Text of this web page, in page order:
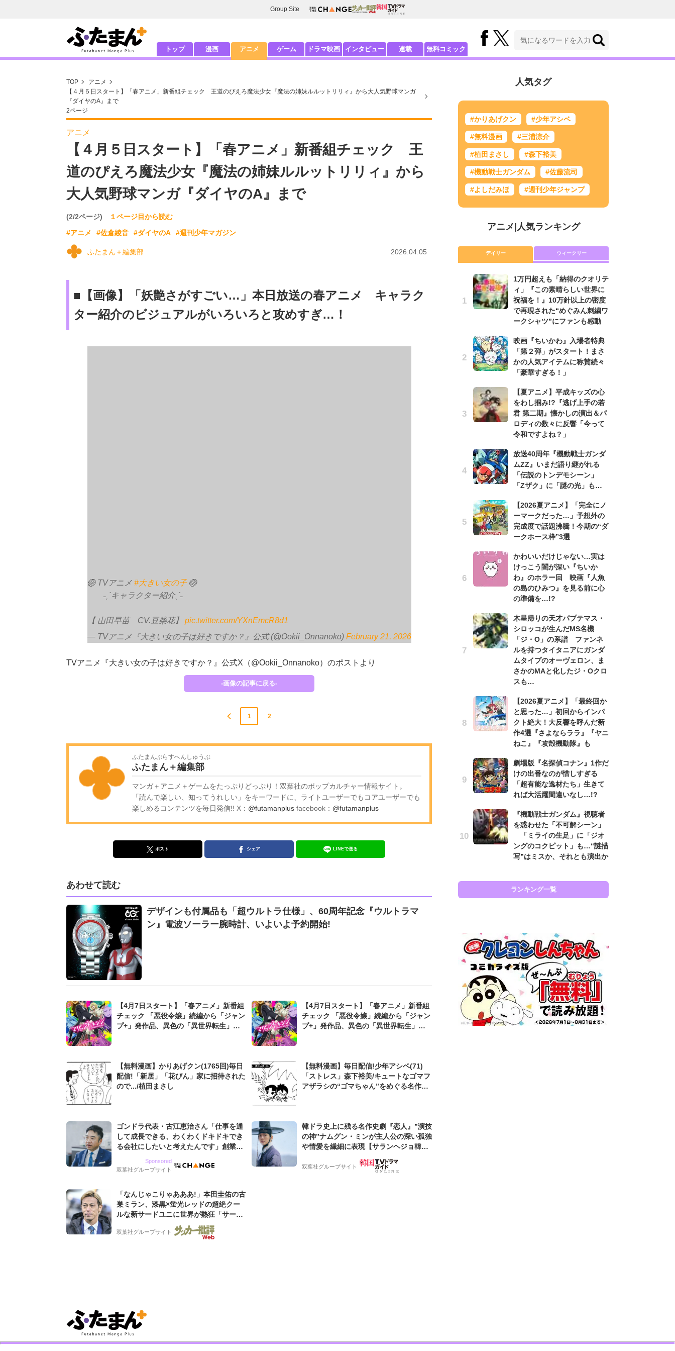
Group Site
トップ 漫画 アニメ ゲーム ドラマ映画 インタビュー 連載 無料コミック
TOP
アニメ
【４月５日スタート】「春アニメ」新番組チェック 王道のぴえろ魔法少女『魔法の姉妹ルルットリリィ』から大人気野球マンガ
『ダイヤのA』まで
2ページ
アニメ
【４月５日スタート】「春アニメ」新番組チェック 王
道のぴえろ魔法少女『魔法の姉妹ルルットリリィ』から
大人気野球マンガ『ダイヤのA』まで
(2/2ページ)
１ページ目から読む
#アニメ
#佐倉綾音 #ダイヤのA #週刊少年マガジン
ふたまん＋編集部 2026.04.05
■【画像】「妖艶さがすごい…」本日放送の春アニメ キャラク
ター紹介のビジュアルがいろいろと攻めすぎ…！
🏐 TVアニメ #大きい女の子🏐
˗ˏˋキャラクター紹介ˎˊ˗
【 山田早苗 CV.豆柴花】 pic.twitter.com/YXnEmcR8d1
— TVアニメ『大きい女の子は好きですか？』公式 (@Ookii_Onnanoko) February 21, 2026
TVアニメ『大きい女の子は好きですか？』公式X（@Ookii_Onnanoko）のポストより
-画像の記事に戻る-
1 2
ふたまんぷらすへんしゅうぶ
ふたまん＋編集部
マンガ＋アニメ＋ゲームをたっぷりどっぷり！双葉社のポップカルチャー情報サイト。
「読んで楽しい、知ってうれしい」をキーワードに、ライトユーザーでもコアユーザーでも
楽しめるコンテンツを毎日発信!! X： @futamanplus facebook： @futamanplus
ポスト シェア LINEで送る
あわせて読む
デザインも付属品も「超ウルトラ仕様」、60周年記念『ウルトラマ
ン』電波ソーラー腕時計、いよいよ予約開始!
【4月7日スタート】「春アニメ」新番組
チェック 「悪役令嬢」続編から「ジャン
プ+」発作品、異色の「異世界転生」モ
【4月7日スタート】「春アニメ」新番組
チェック 「悪役令嬢」続編から「ジャン
プ+」発作品、異色の「異世界転生」モ
【無料漫画】かりあげクン(1765回)毎日
配信!「新居」「花びん」家に招待された
ので.../植田まさし
【無料漫画】毎日配信!少年アシベ(71)
「ストレス」森下裕美/キュートなゴマフ
アザラシの“ゴマちゃん”をめぐる名作ギ
ゴンドラ代表・古江恵治さん「仕事を通
して成長できる、わくわくドキドキでき
る会社にしたいと考えたんです」創業来
グ会社のアイデンティティ
Sponsored
双葉社グループサイト
韓ドラ史上に残る名作史劇『恋人』”演技
の神”ナムグン・ミンが主人公の深い孤独
や情愛を繊細に表現【サランヘジョ韓ド
双葉社グループサイト
「なんじゃこりゃあああ!」本田圭佑の古
巣ミラン、漆黒×蛍光レッドの超絶クー
ルな新サードユニに世界が熱狂「サード
なのにズルい」「こりゃかっけえわ」
双葉社グループサイト
人気タグ
#かりあげクン #少年アシベ
#無料漫画 #三浦涼介
#植田まさし #森下裕美
#機動戦士ガンダム #佐藤流司
#よしだみほ #週刊少年ジャンプ
アニメ| 人気ランキング
デイリー ウィークリー
1万円超えも「納得のクオリテ
ィ」『この素晴らしい世界に
祝福を！』10万針以上の密度
で再現された“めぐみん刺繍ワ
ークシャツ”にファンも感動
映画『ちいかわ』入場者特典
「第２弾」がスタート！まさ
かの人気アイテムに称賛続々
「豪華すぎる！」
【夏アニメ】平成キッズの心
をわし掴み!?『逃げ上手の若
君 第二期』懐かしの演出＆パ
ロディの数々に反響「今って
令和ですよね？」
放送40周年『機動戦士ガンダ
ムZZ』いまだ語り継がれる
「伝説のトンデモシーン」
「Zザク」に「謎の光」も…
【2026夏アニメ】「完全にノ
ーマークだった…」予想外の
完成度で話題沸騰！今期の“ダ
ークホース枠”3選
かわいいだけじゃない…実は
けっこう闇が深い『ちいか
わ』のホラー回 映画『人魚
の島のひみつ』を見る前に心
の準備を…!?
木星帰りの天才パプテマス・
シロッコが生んだMS名機
「ジ・O」の系譜 ファンネ
ルを持つタイタニアにガンダ
ムタイプのオーヴェロン、ま
さかのMAと化したジ・Oクロ
スも…
【2026夏アニメ】「最終回か
と思った…」初回からインパ
クト絶大！大反響を呼んだ新
作4選『さよならララ』『ヤニ
ねこ』『攻殻機動隊』も
劇場版『名探偵コナン』1作だ
けの出番なのが惜しすぎる
「超有能な逸材たち」生きて
れば大活躍間違いなし…!?
『機動戦士ガンダム』視聴者
を惑わせた「不可解シーン」
「ミライの生足」に「ジオ
ングのコクピット」も…“謎描
写”はミスか、それとも演出か
ランキング一覧